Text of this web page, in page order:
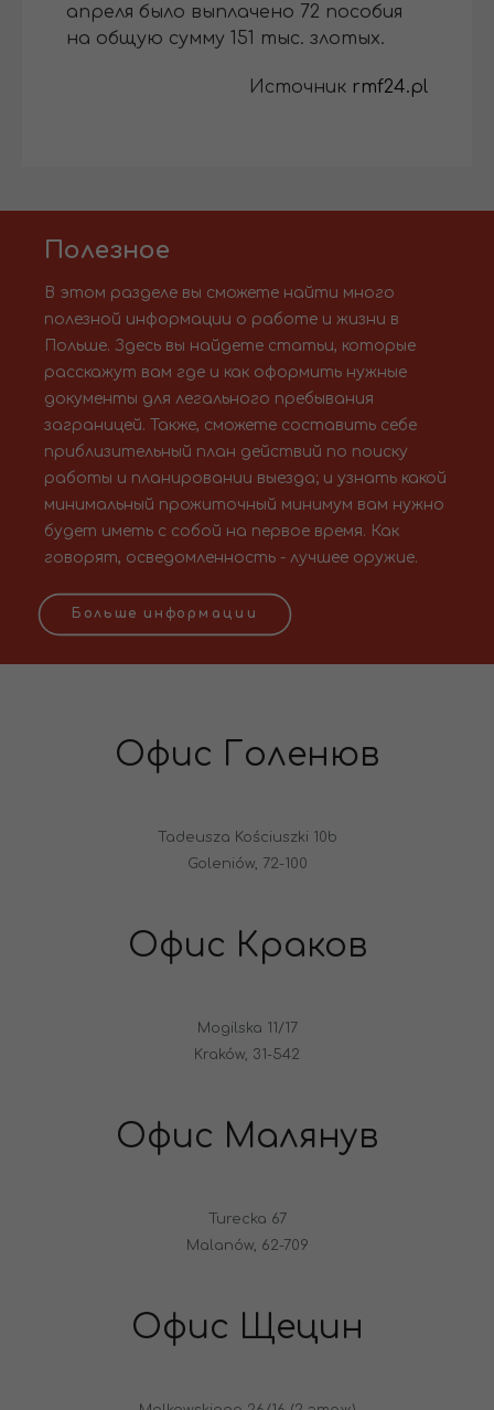
апреля было выплачено 72 пособия
на общую сумму 151 тыс. злотых.
Источник rmf24.pl
Полезное
В этом разделе вы сможете найти много
полезной информации о работе и жизни в
Польше. Здесь вы найдете статьи, которые
расскажут вам где и как оформить нужные
документы для легального пребывания
заграницей. Также, сможете составить себе
приблизительный план действий по поиску
работы и планировании выезда; и узнать какой
минимальный прожиточный минимум вам нужно
будет иметь с собой на первое время. Как
говорят, осведомленность - лучшее оружие.
Больше информации
Офис Голенюв
Tadeusza Kościuszki 10b
Goleniów, 72-100
Офис Краков
Mogilska 11/17
Kraków, 31-542
Офис Малянув
Turecka 67
Malanów, 62-709
Офис Щецин